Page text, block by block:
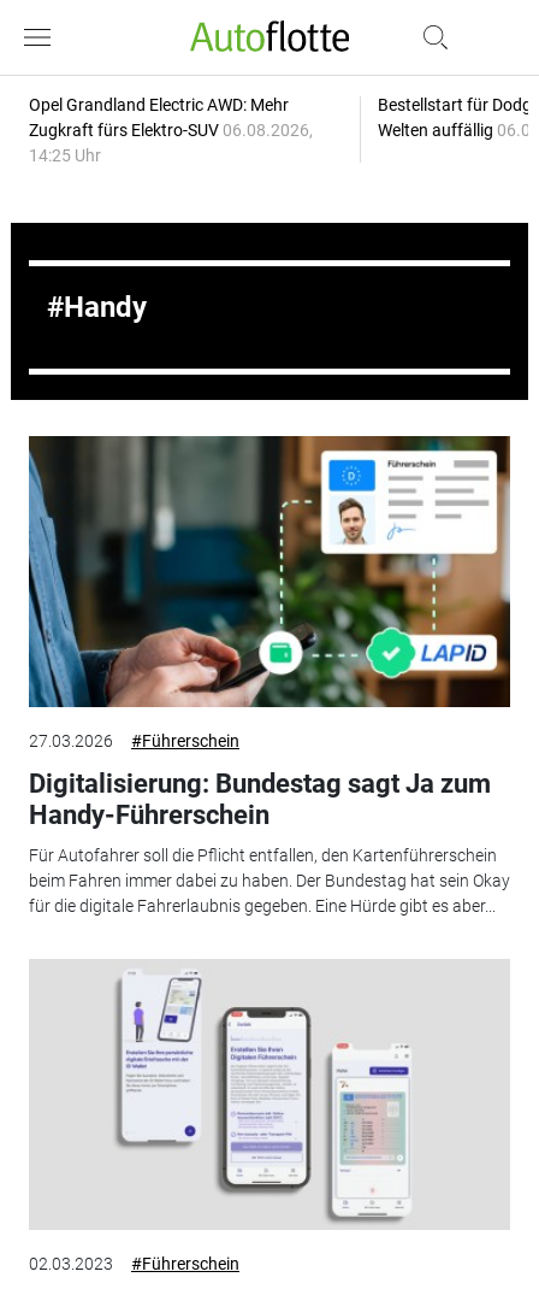
Opel Grandland Electric AWD: Mehr
Zugkraft fürs Elektro-SUV 06.08.2026,
14:25 Uhr
Bestellstart für
Welten auffällig
Handy
27.03.2026 #Führerschein
Digitalisierung: Bundestag sagt Ja zum
Handy-Führerschein
Für Autofahrer soll die Pflicht entfallen, den Kartenführerschein
beim Fahren immer dabei zu haben. Der Bundestag hat sein Okay
für die digitale Fahrerlaubnis gegeben. Eine Hürde gibt es aber...
02.03.2023 #Führerschein